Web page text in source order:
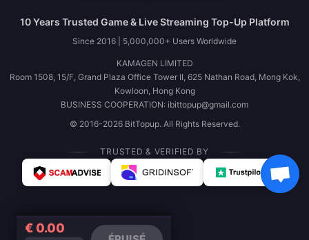
€ 0.00
10 Years Trusted Game & Live Streaming Top-Up Platform
Since 2016 | 5,000,000+ Users Worldwide
KAMAGEN LIMITED
Room 1508, 15/F, Grand Plaza Office Tower II, 625 Nathan Road, Mong Kok,
Kowloon, Hong Kong
BUSINESS COOPERATION: ibittopup@gmail.com
© 2016-2026 BitTopup. All Rights Reserved.
TRUSTED & VERIFIED BY